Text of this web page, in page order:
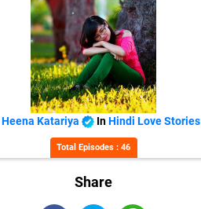
Heena Katariya InHindi Love Stories
Total Episodes : 46
Share